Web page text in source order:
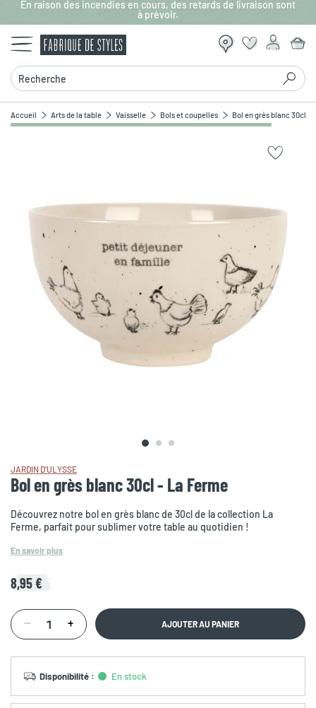
Aller au contenu principal
En raison des incendies en cours, des retards de livraison sont
à prévoir.
Recherche
Accueil Arts de la table Vaisselle Bols et coupelles Bol en grès blanc 30cl -
Zoomer sur l'image
JARDIN D'ULYSSE
Bol en grès blanc 30cl - La Ferme
Découvrez notre bol en grès blanc de 30cl de la collection La
Ferme, parfait pour sublimer votre table au quotidien !
En savoir plus
8,95 €
AJOUTER AU PANIER
Disponibilité : En stock